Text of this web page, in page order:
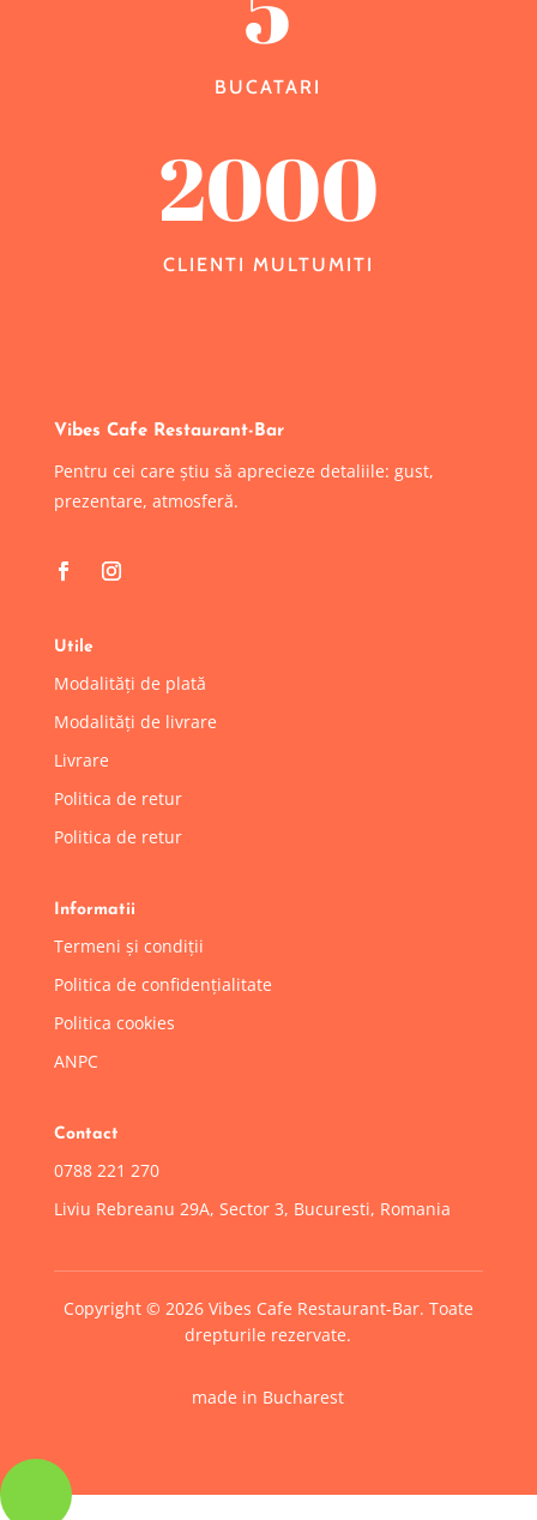
BUCATARI
2000
CLIENTI MULTUMITI
Vibes Cafe Restaurant-Bar
Pentru cei care știu să aprecieze detaliile: gust,
prezentare, atmosferă.
Utile
Modalități de plată
Modalități de livrare
Livrare
Politica de retur
Politica de retur
Informatii
Termeni și condiții
Politica de confidențialitate
Politica cookies
ANPC
Contact
0788 221 270
Liviu Rebreanu 29A, Sector 3, Bucuresti, Romania
Copyright © 2026 Vibes Cafe Restaurant-Bar. Toate
drepturile rezervate.
made in Bucharest